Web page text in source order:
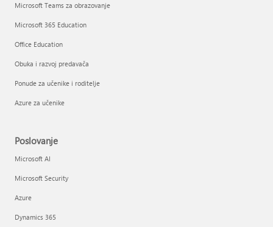
Microsoft Teams za obrazovanje
Microsoft 365 Education
Office Education
Obuka i razvoj predavača
Ponude za učenike i roditelje
Azure za učenike
Poslovanje
Microsoft AI
Microsoft Security
Azure
Dynamics 365